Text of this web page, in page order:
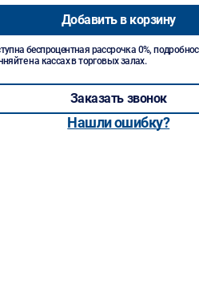
Добавить в корзину
беспроцентная рассрочка 0%,
на кассах в торговых залах.
Заказать звонок
Нашли ошибку?